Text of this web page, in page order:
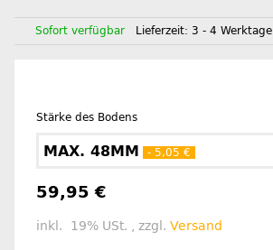
Sofort verfügbar Lieferzeit: 3 - 4 Werktage
Stärke des Bodens
MAX. 48MM - 5,05 €
59,95 €
inkl. 19% USt. , zzgl. Versand